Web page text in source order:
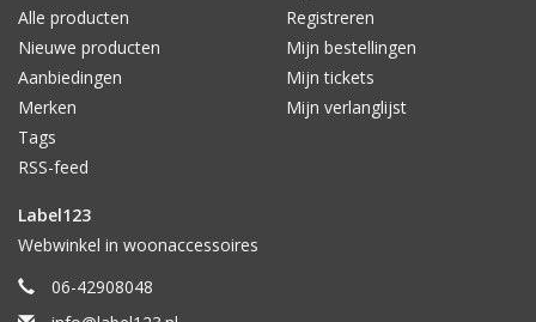
Alle producten
Nieuwe producten
Aanbiedingen
Merken
Tags
RSS-feed
Registreren
Mijn bestellingen
Mijn tickets
Mijn verlanglijst
Label123
Webwinkel in woonaccessoires
06-42908048